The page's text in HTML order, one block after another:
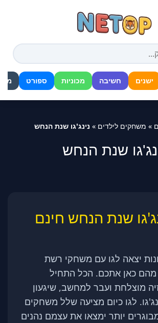
ישנים חשיבה מכוניות ספורט
» משחקים לילדים » נינג'גו שנת הנחש
שנת הנחש
שנת הנחש חינם
יצאה לגו עם משחקי רשת
מהם כאן אתכם. הכל התחיל
מוצלחת ועבר למחשב, שיגעון
לגו כיום מציעה שלל משחקים
יותר ימצאו את עצמם נהנים